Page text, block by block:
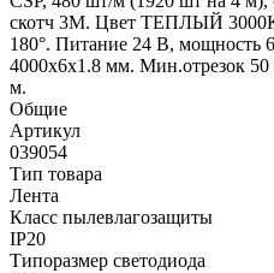
скотч 3М. Цвет ТЕПЛЫЙ
180°. Питание 24 В, мощность
4000х6х1.8 мм. Мин.отрезок 50
м.
Общие
Артикул
039054
Тип товара
Лента
Класс пылевлагозащиты
IP20
Типоразмер светодиода